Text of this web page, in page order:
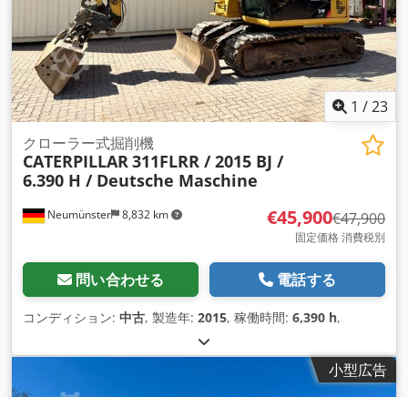
1 /23
Neumünster 8,832 km
クローラー式掘削機
CATERPILLAR311FLRR / 2015 BJ /
6.390 H / Deutsche Maschine
€45,900€47,900
固定価格 消費税別
問い合わせる 電話する
コンディション: 中古, 製造年: 2015, 稼働時間: 6,390 h,
小型広告